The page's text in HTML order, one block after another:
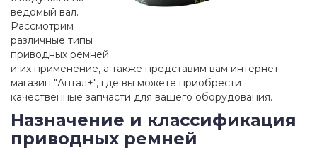
ведомый вал.
Рассмотрим
различные типы
приводных ремней
и их применение, а также представим вам интернет-
магазин "Антал+", где вы можете приобрести
качественные запчасти для вашего оборудования.
Назначение и классификация
приводных ремней